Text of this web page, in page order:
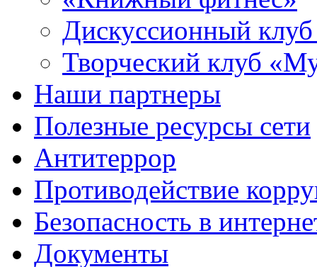
Дискуссионный
Творческий клуб
Наши партнеры
Полезные ресурсы сети
Антитеррор
Противодействие
Безопасность в
Документы